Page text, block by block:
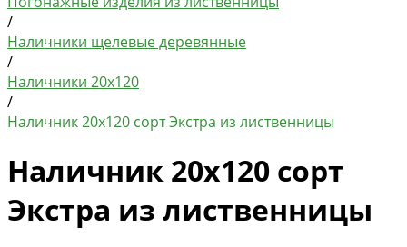
/
Наличники щелевые деревянные
/
Наличники 20х120
/
Наличник 20х120 сорт Экстра из лиственницы
Наличник 20х120 сорт
Экстра из лиственницы